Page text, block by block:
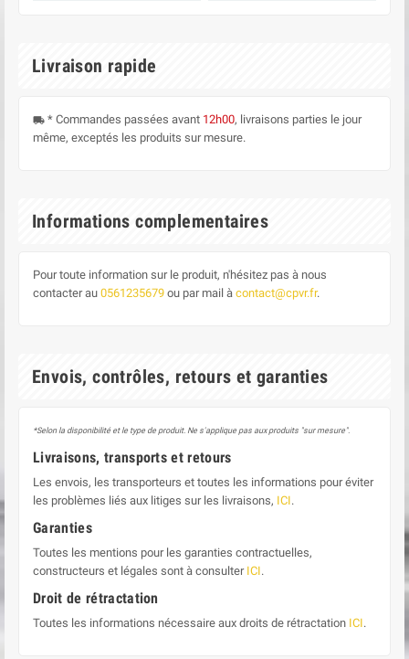
Livraison rapide
local_shipping * Commandes passées avant 12h00, livraisons parties le jour
même, exceptés les produits sur mesure.
Informations complementaires
Pour toute information sur le produit, n'hésitez pas à nous
contacter au 0561235679 ou par mail à contact@cpvr.fr.
Envois, contrôles, retours et garanties
*Selon la disponibilité et le type de produit. Ne s'applique pas aux produits "sur mesure".
Livraisons, transports et retours
Les envois, les transporteurs et toutes les informations pour éviter
les problèmes liés aux litiges sur les livraisons, ICI.
Garanties
Toutes les mentions pour les garanties contractuelles,
constructeurs et légales sont à consulter ICI.
Droit de rétractation
Toutes les informations nécessaire aux droits de rétractation ICI.